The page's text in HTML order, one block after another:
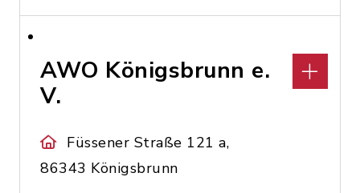
AWO Königsbrunn e.
V.
Füssener Straße 121 a,
86343 Königsbrunn